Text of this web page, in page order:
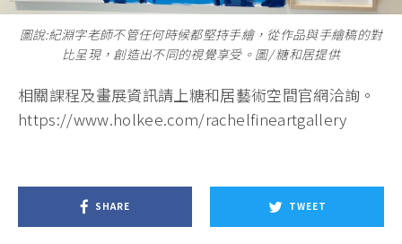
圖說:紀淵字老師不管任何時候都堅持手繪，從作品與手繪稿的對
比呈現，創造出不同的視覺享受。圖/ 糖和居提供
相關課程及畫展資訊請上糖和居藝術空間官網洽詢。
https://www.holkee.com/rachelfineartgallery
SHARE TWEET